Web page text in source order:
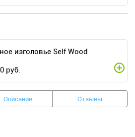
изголовье Self Wood
руб.
Описание Отзывы